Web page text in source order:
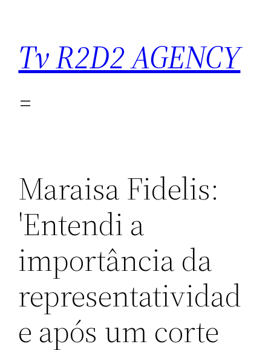
conteúdo
Tv R2D2 AGENCY
Maraisa Fidelis:
'Entendi a
importância da
representatividad
e após um corte